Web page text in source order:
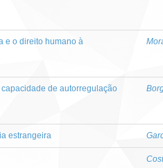
e o direito humano à
de autorregulação
estrangeira